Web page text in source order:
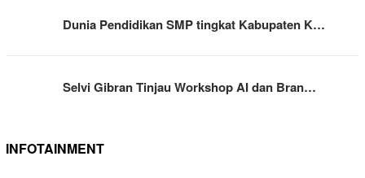
Dunia Pendidikan SMP tingkat Kabupaten K…
Selvi Gibran Tinjau Workshop AI dan Bran…
INFOTAINMENT